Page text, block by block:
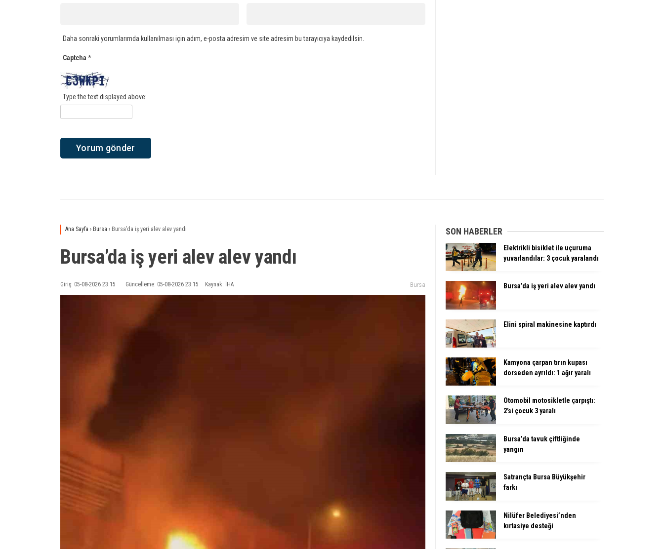
Daha sonraki yorumlarımda kullanılması için adım, e-posta adresim ve site adresim bu tarayıcıya kaydedilsin.
Captcha *
Type the text displayed above:
Ana Sayfa › Bursa › Bursa’da iş yeri alev alev yandı
Bursa’da iş yeri alev alev yandı
Giriş: 05-08-2026 23:15 Güncelleme: 05-08-2026 23:15 Kaynak: İHA Bursa
SON HABERLER
Elektrikli bisiklet ile uçuruma
yuvarlandılar: 3 çocuk yaralandı
Bursa’da iş yeri alev alev yandı
Elini spiral makinesine kaptırdı
Kamyona çarpan tırın kupası
dorseden ayrıldı: 1 ağır yaralı
Otomobil motosikletle çarpıştı:
2’si çocuk 3 yaralı
Bursa’da tavuk çiftliğinde
yangın
Satrançta Bursa Büyükşehir
farkı
Nilüfer Belediyesi’nden
kırtasiye desteği